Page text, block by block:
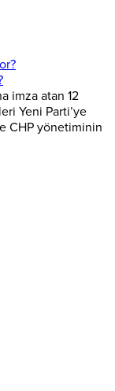
imza atan 12
Yeni Parti’ye
CHP yönetiminin